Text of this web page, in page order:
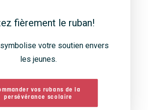
fièrement le ruban!
votre soutien envers
les jeunes.
vos rubans de la
persévérance scolaire